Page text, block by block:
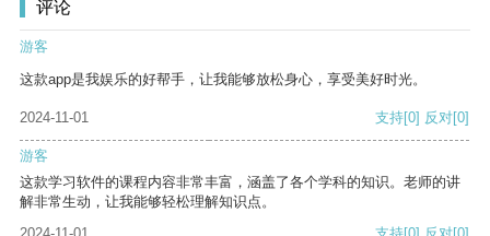
评论
游客
这款app是我娱乐的好帮手，让我能够放松身心，享受美好时光。
2024-11-01 支持[0] 反对[0]
游客
这款学习软件的课程内容非常丰富，涵盖了各个学科的知识。老师的讲
解非常生动，让我能够轻松理解知识点。